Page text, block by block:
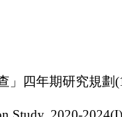
」四年期研究規劃